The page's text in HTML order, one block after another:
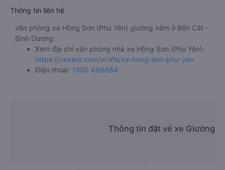
Thông tin liên hệ
Văn phòng xe Hồng Sơn (Phú Yên) giường nằm ở Bến Cát -
Bình Dương:
Xem địa chỉ văn phòng nhà xe Hồng Sơn (Phú Yên):
https://vexere.com/vi-VN/xe-hong-son-phu-yen
Điện thoại: 1900 888684
Thông tin đặt vé xe Giường